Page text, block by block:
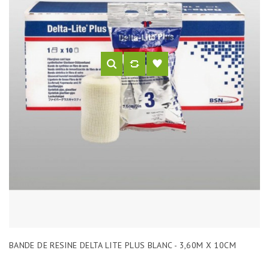
BANDE DE RESINE DELTA LITE PLUS BLANC - 3,60M X 10CM